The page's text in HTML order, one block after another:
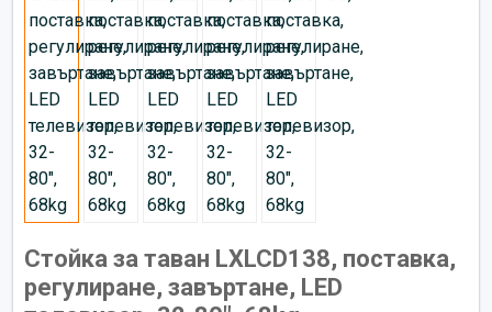
Стойка за таван LXLCD138, поставка,
регулиране, завъртане, LED